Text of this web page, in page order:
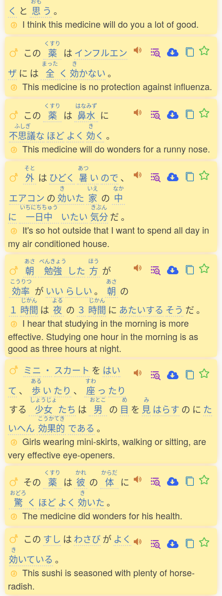
く と 思 う 。
I think this medicine will do you a lot of good.
この
くすり
薬 は インフルエン
ザ に は
まった
全 く
き
効かない。
This medicine is no protection against influenza.
この
くすり
薬 は
はなみず
鼻水 に
ふしぎ
不思議な ほど よく
き
効く 。
This medicine will do wonders for a runny nose.
そと
外 は ひどく
あつ
暑 い ので 、
エアコン の
き
効いた
いえ
家 の
なか
中
に
いちにちちゅう
一日中 いたい
きぶん
気分 だ。
It's so hot outside that I want to spend all day in
my air conditioned house.
あさ
朝
べんきょう
勉強 した
ほう
方 が
こうりつ
効率 が いい らしい。
あさ
朝 の
１
じかん
時間 は
よる
夜 の ３
じかん
時間 に あたいする そう だ。
I hear that studying in the morning is more
effective. Studying one hour in the morning is as
good as three hours at night.
ミニ ・ スカート を はい
て 、
ある
歩 い たり 、
すわ
座 っ たり
する
しょうじょ
少女 たち は
おとこ
男 の
め
目 を
み
見 はらす の に た
いへん
こうかてき
効果的 である 。
Girls wearing mini-skirts, walking or sitting, are
very effective eye-openers.
その
くすり
薬 は
かれ
彼 の
からだ
体 に
おどろ
驚 く ほど よく
き
効いた。
The medicine did wonders for his health.
この すし は わさびが よく
き
効いている 。
This sushi is seasoned with plenty of horse-
radish.